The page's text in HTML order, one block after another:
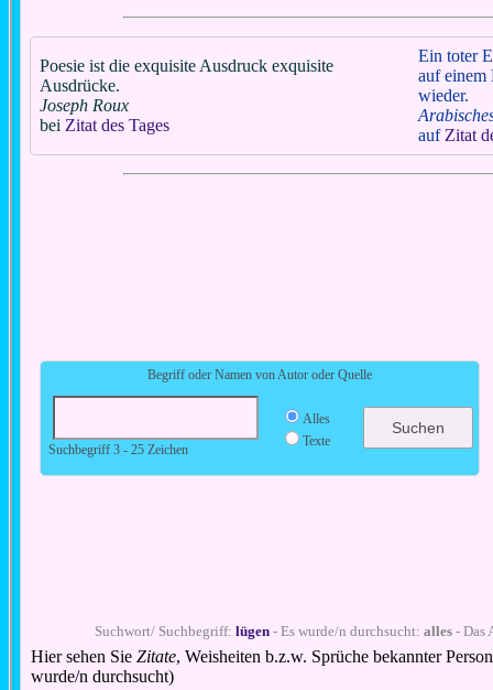
Poesie ist die exquisite Ausdruck exquisite
Ausdrücke.
Joseph Roux
bei Zitat des Tages
Ein toter
auf einem
wieder.
auf Zitat
Begriff oder Namen von Autor oder Quelle
Suchbegriff 3 - 25 Zeichen
Alles
Texte
Suchwort/ Suchbegriff: lügen- Es wurde/n durchsucht: alles- Das
Hier sehen SieZitate, Weisheiten b.z.w. Sprüche bekannter
wurde/n durchsucht)